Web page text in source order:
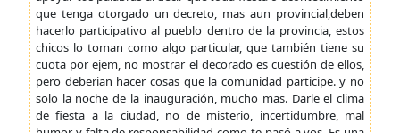
que tenga otorgado un decreto, mas aun provincial,deben
hacerlo participativo al pueblo dentro de la provincia, estos
chicos lo toman como algo particular, que también tiene su
cuota por ejem, no mostrar el decorado es cuestión de ellos,
pero deberian hacer cosas que la comunidad participe. y no
solo la noche de la inauguración, mucho mas. Darle el clima
de fiesta a la ciudad, no de misterio, incertidumbre, mal